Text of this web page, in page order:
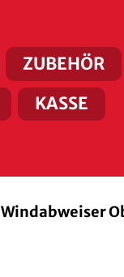
ZUBEHÖR
KASSE
Windabweiser